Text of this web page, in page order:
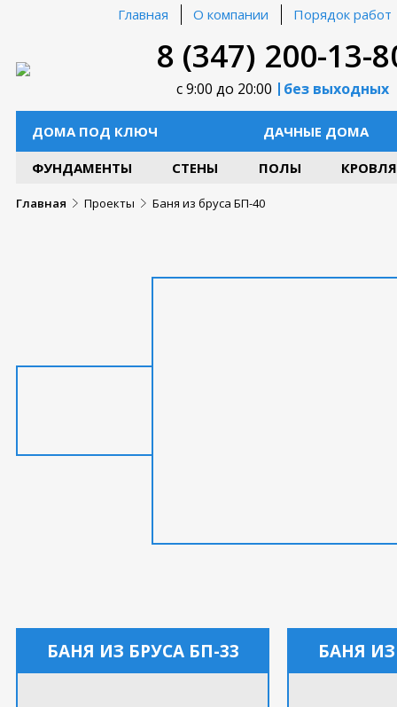
Главная О компании Порядок работ
8 (347) 200-13-
с 9:00 до 20:00 без выходных
ДОМА ПОД КЛЮЧ ДАЧНЫЕ ДОМА
ФУНДАМЕНТЫ СТЕНЫ ПОЛЫ КРОВЛЯ
Главная Проекты Баня из бруса БП-40
БАНЯ ИЗ БРУСА БП-33 БАНЯ